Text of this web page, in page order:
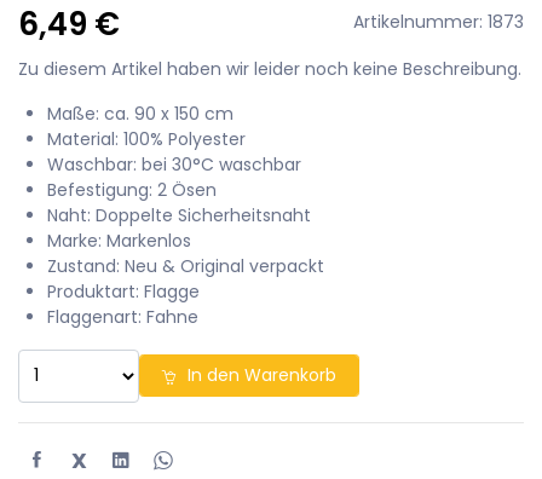
6,49 €
Artikelnummer: 1873
Zu diesem Artikel haben wir leider noch keine Beschreibung.
Maße: ca. 90 x 150 cm
Material: 100% Polyester
Waschbar: bei 30°C waschbar
Befestigung: 2 Ösen
Naht: Doppelte Sicherheitsnaht
Marke: Markenlos
Zustand: Neu & Original verpackt
Produktart: Flagge
Flaggenart: Fahne
In den Warenkorb
X